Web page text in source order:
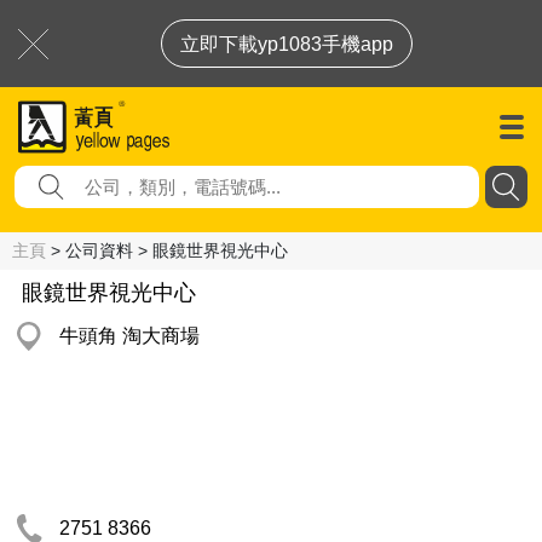
立即下載yp1083手機app
主頁 > 公司資料 > 眼鏡世界視光中心
眼鏡世界視光中心
牛頭角 淘大商場
2751 8366